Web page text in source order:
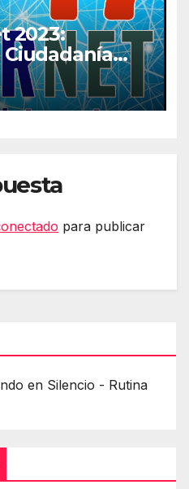
2023:
para publicar
en Silencio - Rutina